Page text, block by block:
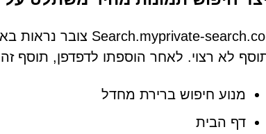
לא רצוי. לאחר הוספתו לדפדפן, תוסף
מנוע חיפוש ברירת מחדל
דף הבית